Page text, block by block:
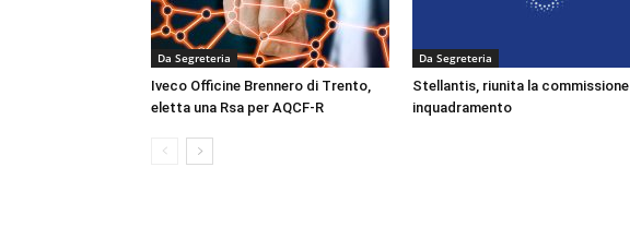
Da Segreteria
Iveco Officine Brennero di Trento,
eletta una Rsa per AQCF-R
Da Segreteria
Stellantis, riunita la commissione
inquadramento